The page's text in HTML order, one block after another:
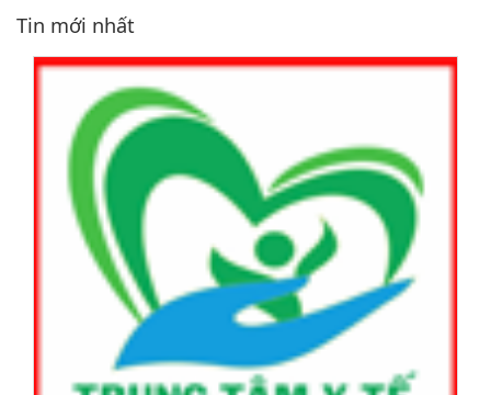
Tin mới nhất